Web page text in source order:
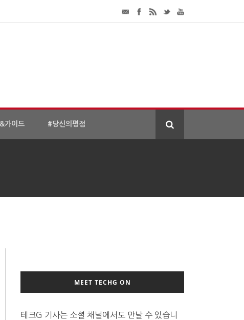
가이드 #당신의평점
MEET TECHG ON
테크G 기사는 소셜 채널에서도 만날 수 있습니